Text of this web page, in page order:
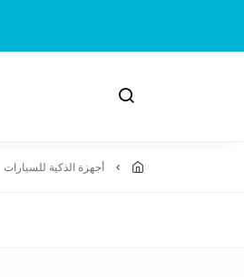
أجهزة الذكية للسيارات